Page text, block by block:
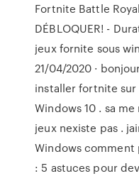
Fortnite Battle
DÉBLOQUER! -
jeux fornite sous
21/04/2020 ·
installer fortnite
Windows 10 . sa
jeux nexiste pas .
Windows comment
: 5 astuces pour